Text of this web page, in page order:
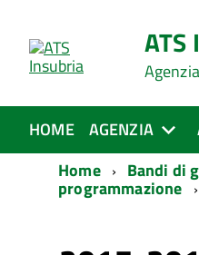
HOME AGENZIA
Home
Bandi di
programmazione